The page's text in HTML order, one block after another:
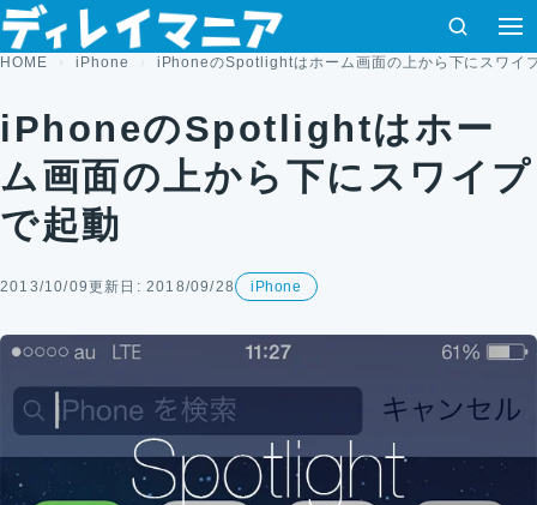
コンテンツへスキップ
検索
HOME iPhone iPhoneのSpotlightはホーム画面の上から下にスワイ
iPhoneのSpotlightはホー
ム画面の上から下にスワイプ
で起動
2013/10/09更新日: 2018/09/28 iPhone